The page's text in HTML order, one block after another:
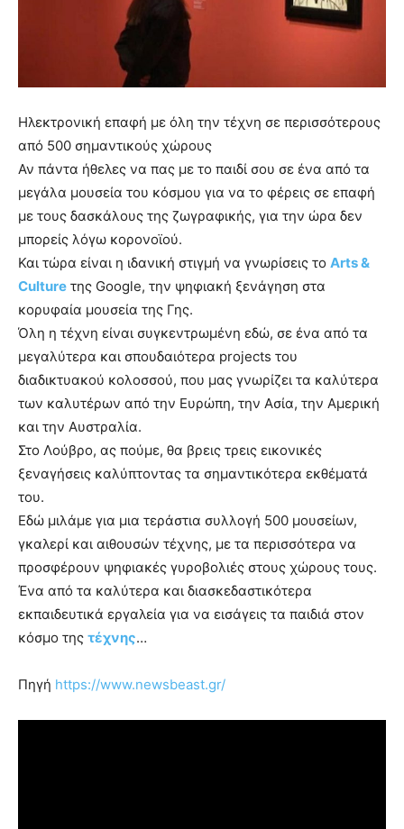
pain.
hd
porn
Ηλεκτρονική επαφή με όλη την τέχνη σε περισσότερους
από 500 σημαντικούς χώρους
Αν πάντα ήθελες να πας με το παιδί σου σε ένα από τα
μεγάλα μουσεία του κόσμου για να το φέρεις σε επαφή
με τους δασκάλους της ζωγραφικής, για την ώρα δεν
μπορείς λόγω κορονοϊού.
Και τώρα είναι η ιδανική στιγμή να γνωρίσεις το Arts &
Culture της Google, την ψηφιακή ξενάγηση στα
κορυφαία μουσεία της Γης.
Όλη η τέχνη είναι συγκεντρωμένη εδώ, σε ένα από τα
μεγαλύτερα και σπουδαιότερα projects του
διαδικτυακού κολοσσού, που μας γνωρίζει τα καλύτερα
των καλυτέρων από την Ευρώπη, την Ασία, την Αμερική
και την Αυστραλία.
Στο Λούβρο, ας πούμε, θα βρεις τρεις εικονικές
ξεναγήσεις καλύπτοντας τα σημαντικότερα εκθέματά
του.
Εδώ μιλάμε για μια τεράστια συλλογή 500 μουσείων,
γκαλερί και αιθουσών τέχνης, με τα περισσότερα να
προσφέρουν ψηφιακές γυροβολιές στους χώρους τους.
Ένα από τα καλύτερα και διασκεδαστικότερα
εκπαιδευτικά εργαλεία για να εισάγεις τα παιδιά στον
κόσμο της τέχνης…
Πηγή https://www.newsbeast.gr/